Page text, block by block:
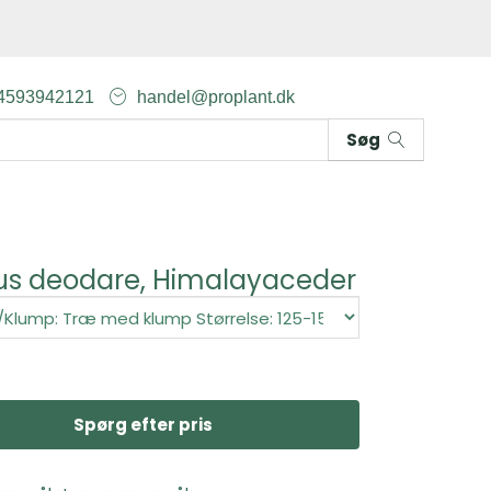
handel@proplant.dk
Søg
deodare, Himalayaceder
Spørg efter pris